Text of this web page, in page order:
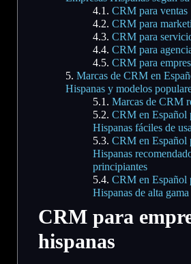
CRM para ventas
CRM para
CRM para
CRM para
CRM para
Marcas de CRM en
Hispanas y modelos
Marcas de CRM
CRM en Español
Hispanas fáciles de
CRM en Español
Hispanas
principiantes
CRM en Español
Hispanas de alta gama
CRM para
hispanas